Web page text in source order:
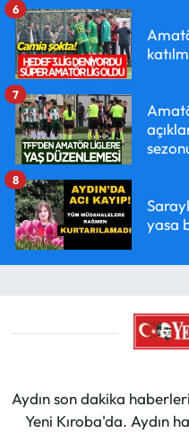
6
7
yasa
8
Aydın son dakika
Yeni Kıroba'da. Aydın